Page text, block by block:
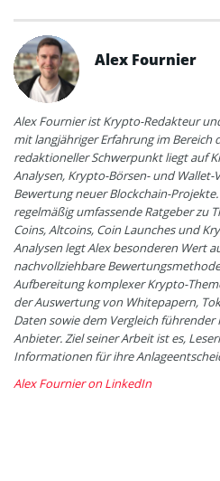
Alex Fournier
Alex Fournier ist Krypto-Redakteur
mit langjähriger Erfahrung im Bereich
redaktioneller Schwerpunkt liegt auf
Analysen, Krypto-Börsen- und Wallet-
Bewertung neuer Blockchain-
regelmäßig umfassende Ratgeber zu
Coins, Altcoins, Coin Launches und
Analysen legt Alex besonderen Wert
nachvollziehbare
Aufbereitung komplexer Krypto-
der Auswertung von Whitepapern,
Daten sowie dem Vergleich
Anbieter. Ziel seiner Arbeit ist es,
Informationen für ihre
Alex Fournier on LinkedIn